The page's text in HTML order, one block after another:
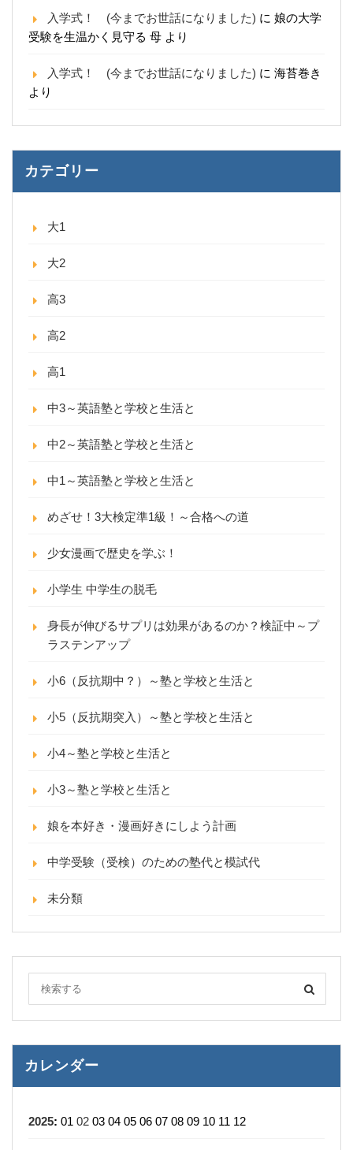
入学式！ (今までお世話になりました) に 娘の大学
受験を生温かく見守る 母 より
入学式！ (今までお世話になりました) に 海苔巻き
より
カテゴリー
大1
大2
高3
高2
高1
中3～英語塾と学校と生活と
中2～英語塾と学校と生活と
中1～英語塾と学校と生活と
めざせ！3大検定準1級！～合格への道
少女漫画で歴史を学ぶ！
小学生 中学生の脱毛
身長が伸びるサプリは効果があるのか？検証中～プ
ラステンアップ
小6（反抗期中？）～塾と学校と生活と
小5（反抗期突入）～塾と学校と生活と
小4～塾と学校と生活と
小3～塾と学校と生活と
娘を本好き・漫画好きにしよう計画
中学受験（受検）のための塾代と模試代
未分類
カレンダー
2025: 01 02 03 04 05 06 07 08 09 10 11 12